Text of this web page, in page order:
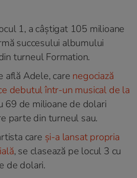
1, a câștigat 105 milioane
succesului albumului
turneul Formation.
află Adele, care negociază
debutul într-un musical de la
69 de milioane de dolari
parte din turneul sau.
care și-a lansat propria
, se clasează pe locul 3 cu
de dolari.